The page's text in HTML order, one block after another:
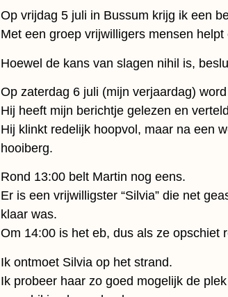
Op vrijdag 5 juli in Bussum krijg ik een
Met een groep vrijwilligers mensen
Hoewel de kans van slagen nihil is,
Op zaterdag 6 juli (mijn verjaardag)
Hij heeft mijn berichtje gelezen en
Hij klinkt redelijk hoopvol, maar na een
hooiberg.
Rond 13:00 belt Martin nog eens.
Er is een vrijwilligster “Silvia” die net
klaar was.
Om 14:00 is het eb, dus als ze opschiet
Ik ontmoet Silvia op het strand.
Ik probeer haar zo goed mogelijk de